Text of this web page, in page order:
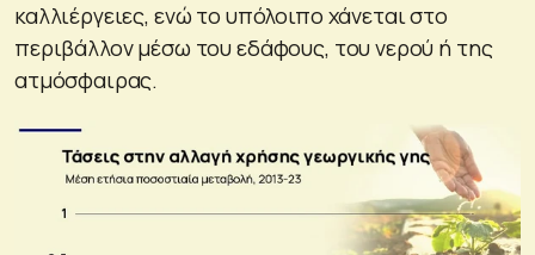
καλλιέργειες, ενώ το υπόλοιπο χάνεται στο
περιβάλλον μέσω του εδάφους, του νερού ή της
ατμόσφαιρας.